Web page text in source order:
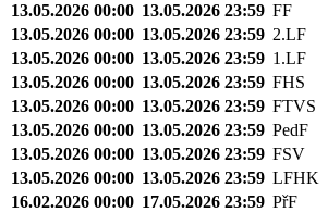
13.05.2026 00:00 13.05.2026 23:59 FF
13.05.2026 00:00 13.05.2026 23:59 2.LF
13.05.2026 00:00 13.05.2026 23:59 1.LF
13.05.2026 00:00 13.05.2026 23:59 FHS
13.05.2026 00:00 13.05.2026 23:59 FTVS
13.05.2026 00:00 13.05.2026 23:59 PedF
13.05.2026 00:00 13.05.2026 23:59 FSV
13.05.2026 00:00 13.05.2026 23:59 LFHK
16.02.2026 00:00 17.05.2026 23:59 PřF